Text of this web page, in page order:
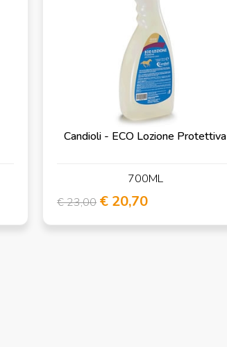
Candioli - ECO Lozione Protettiva
700ML
€ 23,00 € 20,70